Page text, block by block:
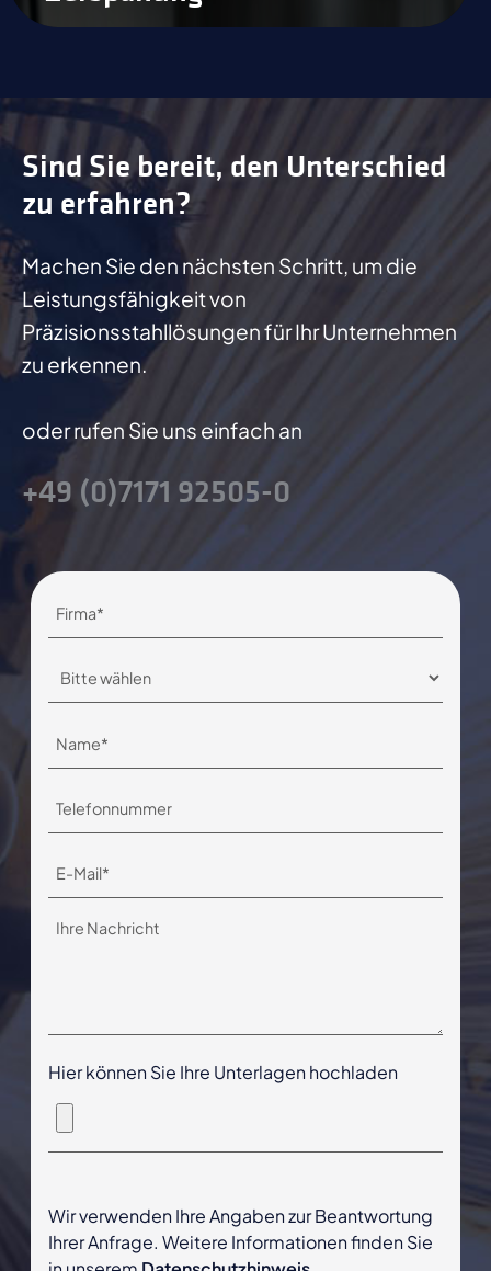
Sind Sie bereit, den Unterschied
zu erfahren?
Machen Sie den nächsten Schritt, um die
Leistungsfähigkeit von
Präzisionsstahllösungen für Ihr Unternehmen
zu erkennen.
oder rufen Sie uns einfach an
+49 (0)7171 92505-0
Hier können Sie Ihre Unterlagen hochladen
Wir verwenden Ihre Angaben zur Beantwortung
Ihrer Anfrage. Weitere Informationen finden Sie